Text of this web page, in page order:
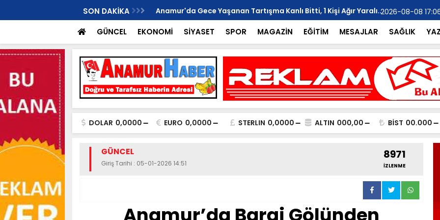
SON DAKİKA
KURUCU İLÇE BAŞKANI OLDU.. Anamur'da Gece Yaşanan Tartışma Kanlı Bitti, 1 Kişi Ağır Yaralı.. YILMAZ;
2026-08-08
GÜNCEL EKONOMİ SİYASET SPOR MAGAZİN EĞİTİM MESAJLAR SAĞLIK
DOLAR 0,0000 EURO 0,0000 STERLIN 0,0000 ALTIN 000,00 BİST 00.000
GÜNCEL
Giriş Tarihi : 05-01-2026 14:51
8971
İZLENME